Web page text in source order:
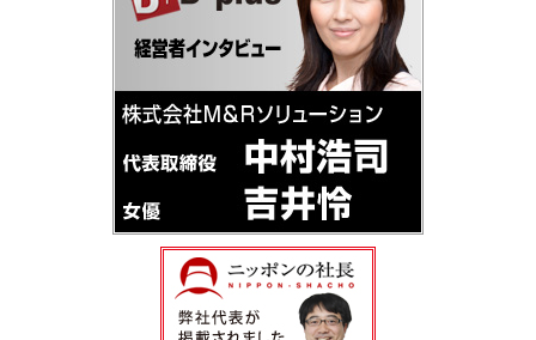
も便利で直感的に操作できるプラットフォームとなって
いますので是非ご利用ください。また今月より購入２業
者までは手数料無料と致しましたのでこれを機に是非中
国仕入れに挑戦してみてください！
１月２７日～２月７日までは中国の大型連休である春節
にあたりますので、注文及び発送はお休みとなります。
何卒ご了承のほど宜しくお願いいたします。
新年は1月2日より見積り受付を開始致します。また１月
３０日～２月６日までは中国の大型連休である春節にあ